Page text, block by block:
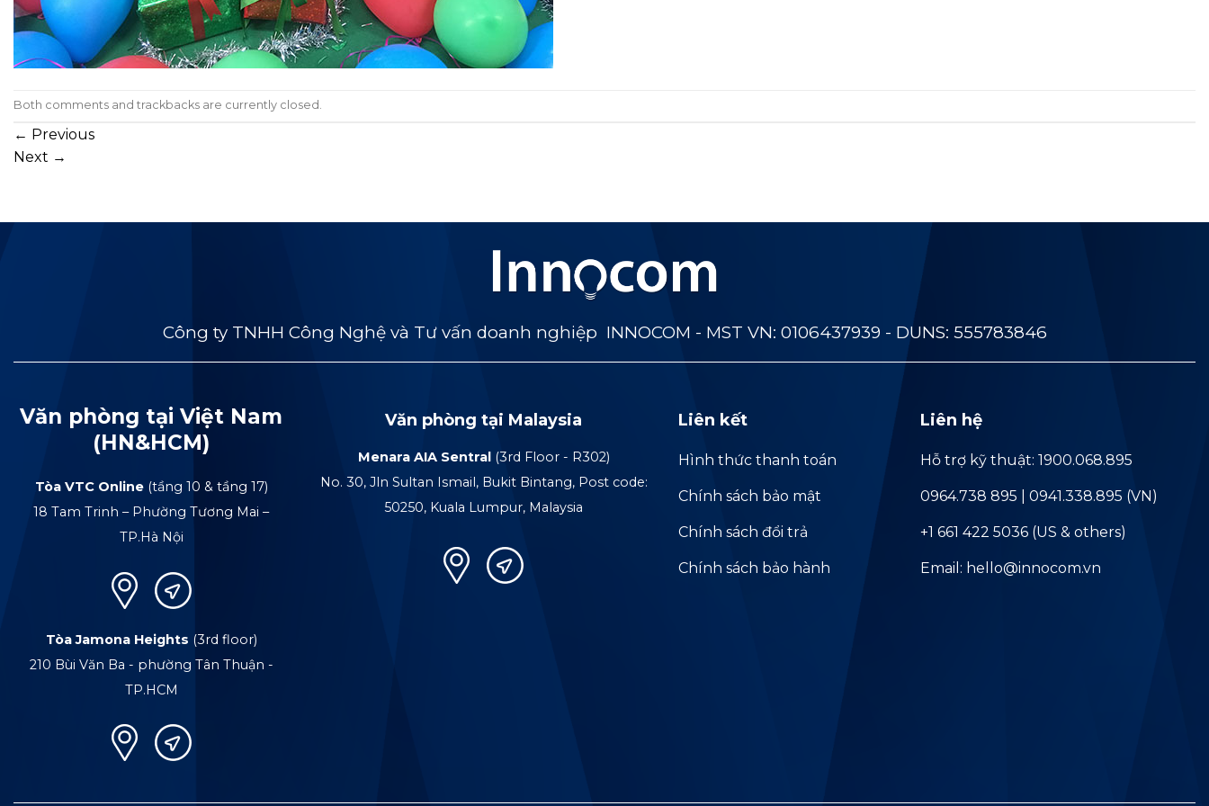
Both comments and trackbacks are currently closed.
← Previous
Next →
Công ty TNHH Công Nghệ và Tư vấn doanh nghiệp INNOCOM - MST VN: 0106437939 - DUNS: 555783846
Văn phòng tại Việt Nam
(HN&HCM)
Tòa VTC Online(tầng 10 & tầng 17)
18 Tam Trinh – Phường Tương Mai –
TP.Hà Nội
Tòa Jamona Heights (3rd floor)
210 Bùi Văn Ba - phường Tân Thuận -
TP.HCM
Văn phòng tại Malaysia
Menara AIA Sentral (3rd Floor - R302)
No. 30, Jln Sultan Ismail, Bukit Bintang, Post code:
50250, Kuala Lumpur, Malaysia
Liên kết
Hình thức thanh toán
Chính sách bảo mật
Chính sách đổi trả
Chính sách bảo hành
Liên hệ
Hỗ trợ kỹ thuật: 1900.068.895
0964.738 895 | 0941.338.895 (VN)
+1 661 422 5036 (US & others)
Email: hello@innocom.vn